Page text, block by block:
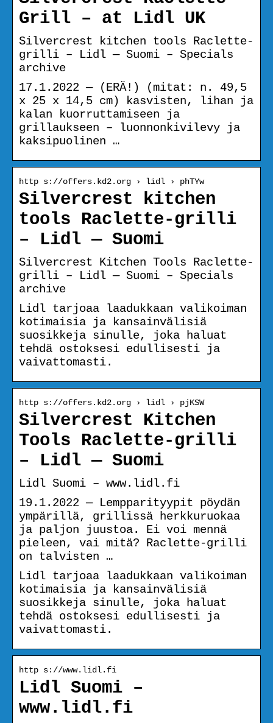
Grill – at Lidl UK
Silvercrest kitchen tools Raclette-
grilli – Lidl — Suomi – Specials
archive
17.1.2022 — (ERÄ!) (mitat: n. 49,5
x 25 x 14,5 cm) kasvisten, lihan ja
kalan kuorruttamiseen ja
grillaukseen – luonnonkivilevy ja
kaksipuolinen …
http s://offers.kd2.org › lidl › phTYw
Silvercrest kitchen
tools Raclette-grilli
– Lidl — Suomi
Silvercrest Kitchen Tools Raclette-
grilli – Lidl — Suomi – Specials
archive
Lidl tarjoaa laadukkaan valikoiman
kotimaisia ja kansainvälisiä
suosikkeja sinulle, joka haluat
tehdä ostoksesi edullisesti ja
vaivattomasti.
http s://offers.kd2.org › lidl › pjKSW
Silvercrest Kitchen
Tools Raclette-grilli
– Lidl — Suomi
Lidl Suomi – www.lidl.fi
19.1.2022 — Lempparityypit pöydän
ympärillä, grillissä herkkuruokaa
ja paljon juustoa. Ei voi mennä
pieleen, vai mitä? Raclette-grilli
on talvisten …
Lidl tarjoaa laadukkaan valikoiman
kotimaisia ja kansainvälisiä
suosikkeja sinulle, joka haluat
tehdä ostoksesi edullisesti ja
vaivattomasti.
http s://www.lidl.fi
Lidl Suomi –
www.lidl.fi